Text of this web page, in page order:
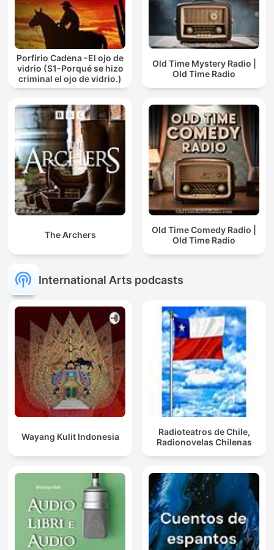
Porfirio Cadena -El ojo de
vidrio (S1-Porqué se hizo
criminal el ojo de vidrio.)
Old Time Mystery Radio |
Old Time Radio
The Archers
Old Time Comedy Radio |
Old Time Radio
International Arts podcasts
Wayang Kulit Indonesia
Radioteatros de Chile,
Radionovelas Chilenas